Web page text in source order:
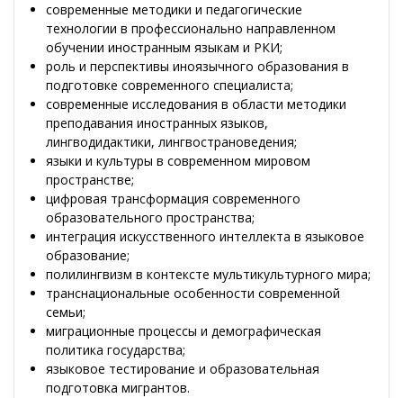
современные методики и педагогические
технологии в профессионально направленном
обучении иностранным языкам и РКИ;
роль и перспективы иноязычного образования в
подготовке современного специалиста;
современные исследования в области методики
преподавания иностранных языков,
лингводидактики, лингвострановедения;
языки и культуры в современном мировом
пространстве;
цифровая трансформация современного
образовательного пространства;
интеграция искусственного интеллекта в языковое
образование;
полилингвизм в контексте мультикультурного мира;
транснациональные особенности современной
семьи;
миграционные процессы и демографическая
политика государства;
языковое тестирование и образовательная
подготовка мигрантов.